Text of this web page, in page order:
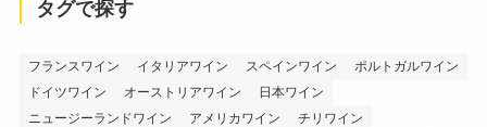
タグで探す
フランスワイン イタリアワイン スペインワイン
ポルトガルワイン
ドイツワイン
オーストリアワイン
日本ワイン
ニュージーランドワイン
アメリカワイン
チリワイン